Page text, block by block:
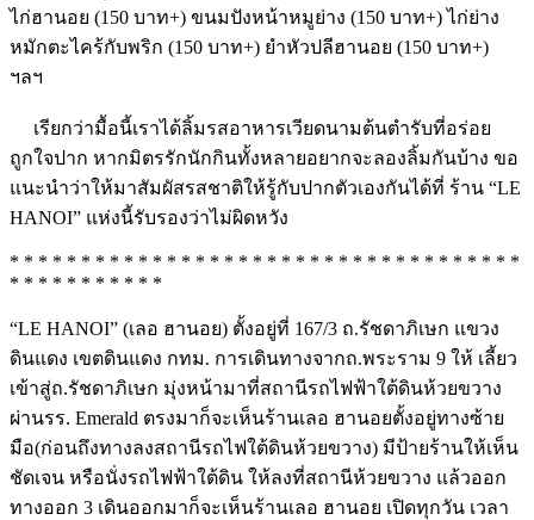
ไก่ฮานอย (150 บาท+) ขนมปังหน้าหมูย่าง (150 บาท+) ไก่ย่าง
หมักตะไคร้กับพริก (150 บาท+) ยำหัวปลีฮานอย (150 บาท+)
ฯลฯ
เรียกว่ามื้อนี้เราได้ลิ้มรสอาหารเวียดนามต้นตำรับที่อร่อย
ถูกใจปาก หากมิตรรักนักกินทั้งหลายอยากจะลองลิ้มกันบ้าง ขอ
แนะนำว่าให้มาสัมผัสรสชาติให้รู้กับปากตัวเองกันได้ที่ ร้าน “LE
HANOI” แห่งนี้รับรองว่าไม่ผิดหวัง
* * * * * * * * * * * * * * * * * * * * * * * * * * * * * * * * * * * *
* * * * * * * * * * *
“LE HANOI” (เลอ ฮานอย) ตั้งอยู่ที่ 167/3 ถ.รัชดาภิเษก แขวง
ดินแดง เขตดินแดง กทม. การเดินทางจากถ.พระราม 9 ให้ เลี้ยว
เข้าสู่ถ.รัชดาภิเษก มุ่งหน้ามาที่สถานีรถไฟฟ้าใต้ดินห้วยขวาง
ผ่านรร. Emerald ตรงมาก็จะเห็นร้านเลอ ฮานอยตั้งอยู่ทางซ้าย
มือ(ก่อนถึงทางลงสถานีรถไฟใต้ดินห้วยขวาง) มีป้ายร้านให้เห็น
ชัดเจน หรือนั่งรถไฟฟ้าใต้ดิน ให้ลงที่สถานีห้วยขวาง แล้วออก
ทางออก 3 เดินออกมาก็จะเห็นร้านเลอ ฮานอย เปิดทุกวัน เวลา